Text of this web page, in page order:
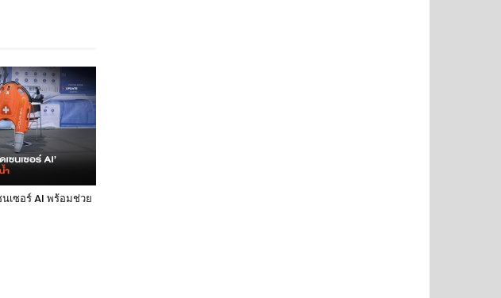
เซอร์ AI พร้อมช่วย